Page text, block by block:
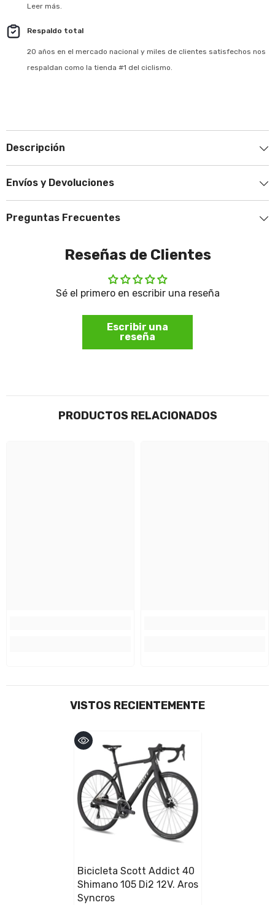
Leer más.
Respaldo total
20 años en el mercado nacional y miles de clientes satisfechos nos
respaldan como la tienda #1 del ciclismo.
Descripción
Envíos y Devoluciones
Preguntas Frecuentes
Reseñas de Clientes
Sé el primero en escribir una reseña
Escribir una
reseña
PRODUCTOS RELACIONADOS
VISTOS RECIENTEMENTE
Bicicleta Scott Addict 40
Shimano 105 Di2 12V. Aros
Syncros